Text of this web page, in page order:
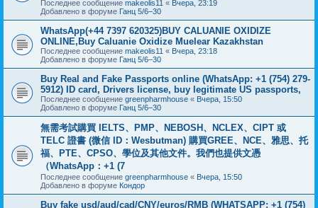
Последнее сообщение makeolis11 « Вчера, 23:19
Добавлено в форуме Ганц 5/6–30
WhatsApp(+44 7397 620325)BUY CALUANIE OXIDIZE
ONLINE,Buy Caluanie Oxidize Muelear Kazakhstan
Последнее сообщение makeolis11 « Вчера, 23:18
Добавлено в форуме Ганц 5/6–30
Buy Real and Fake Passports online (WhatsApp: +1 (754) 279-
5912) ID card, Drivers license, buy legitimate US passports,
Последнее сообщение greenpharmhouse « Вчера, 15:50
Добавлено в форуме Ганц 5/6–30
無需考試購買 IELTS、PMP、NEBOSH、NCLEX、CIPT 或
TELC 證書 (微信 ID：Wesbutman) 購買GREE、NCE、雅思、托
福、PTE、CPSO、學位及其他文件。我們也提供文憑
（WhatsApp：+1 (7
Последнее сообщение greenpharmhouse « Вчера, 15:50
Добавлено в форуме Кондор
Buy fake usd/aud/cad/CNY/euros/RMB (WHATSAPP: +1 (754)